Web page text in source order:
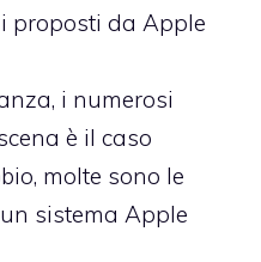
proposti da Apple
i numerosi
è il caso
molte sono le
sistema Apple